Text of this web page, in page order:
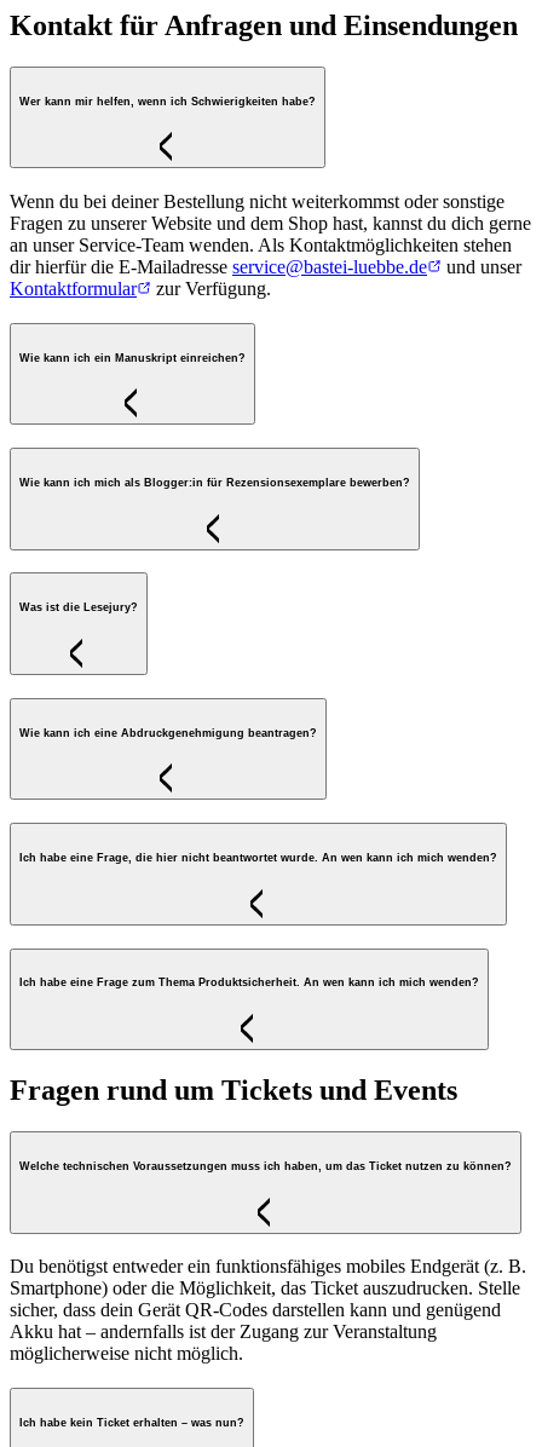
Kontakt für Anfragen und Einsendungen
Wer kann mir helfen, wenn ich Schwierigkeiten habe?
Wenn du bei deiner Bestellung nicht weiterkommst oder sonstige
Fragen zu unserer Website und dem Shop hast, kannst du dich gerne
an unser Service-Team wenden. Als Kontaktmöglichkeiten stehen
dir hierfür die E-Mailadresse service@bastei-luebbe.de
und unser
Kontaktformular
zur Verfügung.
Wie kann ich ein Manuskript einreichen?
Wie kann ich mich als Blogger:in für Rezensionsexemplare bewerben?
Was ist die Lesejury?
Wie kann ich eine Abdruckgenehmigung beantragen?
Ich habe eine Frage, die hier nicht beantwortet wurde. An wen kann ich mich wenden?
Ich habe eine Frage zum Thema Produktsicherheit. An wen kann ich mich wenden?
Fragen rund um Tickets und Events
Welche technischen Voraussetzungen muss ich haben, um das Ticket nutzen zu können?
Du benötigst entweder ein funktionsfähiges mobiles Endgerät (z. B.
Smartphone) oder die Möglichkeit, das Ticket auszudrucken. Stelle
sicher, dass dein Gerät QR-Codes darstellen kann und genügend
Akku hat – andernfalls ist der Zugang zur Veranstaltung
möglicherweise nicht möglich.
Ich habe kein Ticket erhalten – was nun?